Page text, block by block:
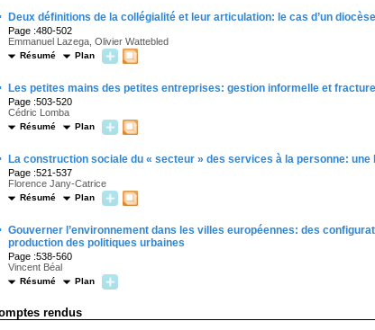
Deux définitions de la collégialité et leur articulation: le cas d’un
Page :480-502
Emmanuel Lazega, Olivier Wattebled
Résumé Plan
Les petites mains des petites entreprises: gestion informelle et
Page :503-520
Cédric Lomba
Résumé Plan
La construction sociale du « secteur » des services à la personne:
Page :521-537
Florence Jany-Catrice
Résumé Plan
Gouverner l’environnement dans les villes européennes: des
production des politiques urbaines
Page :538-560
Vincent Béal
Résumé Plan
rendus